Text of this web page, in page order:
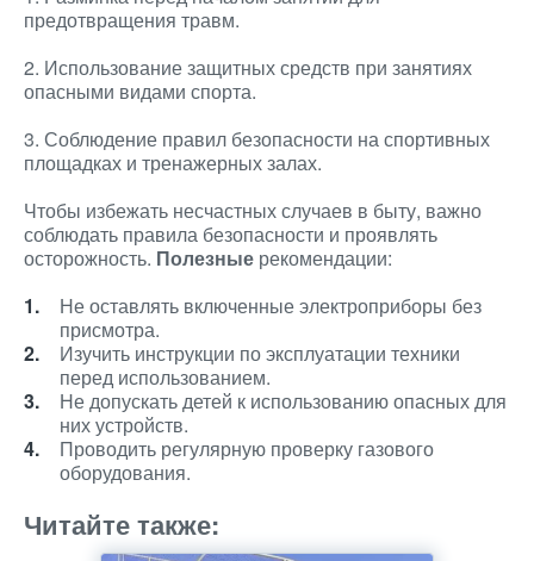
предотвращения травм.
2. Использование защитных средств при занятиях
опасными видами спорта.
3. Соблюдение правил безопасности на спортивных
площадках и тренажерных залах.
Чтобы избежать несчастных случаев в быту, важно
соблюдать правила безопасности и проявлять
осторожность. Полезные рекомендации:
Не оставлять включенные электроприборы без
присмотра.
Изучить инструкции по эксплуатации техники
перед использованием.
Не допускать детей к использованию опасных для
них устройств.
Проводить регулярную проверку газового
оборудования.
Читайте также: